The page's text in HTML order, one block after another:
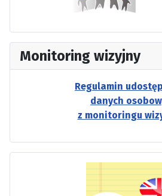
Monitoring wizyjny
Regulamin
danych
z monitoringu